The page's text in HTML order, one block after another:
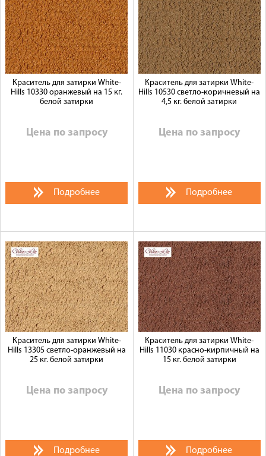
Краситель для затирки White-
Hills 10330 оранжевый на 15 кг.
белой затирки
Цена по запросу
Подробнее
Краситель для затирки White-
Hills 10530 светло-коричневый на
4,5 кг. белой затирки
Цена по запросу
Подробнее
Краситель для затирки White-
Hills 13305 светло-оранжевый на
25 кг. белой затирки
Цена по запросу
Подробнее
Краситель для затирки White-
Hills 11030 красно-кирпичный на
15 кг. белой затирки
Цена по запросу
Подробнее